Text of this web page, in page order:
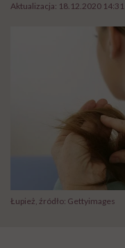
Aktualizacja: 18.12.2020 14:31
Łupież, źródło: Gettyimages